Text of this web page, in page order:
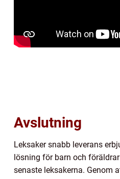
Avslutning
Leksaker snabb leverans
lösning för barn och
senaste leksakerna. Genom